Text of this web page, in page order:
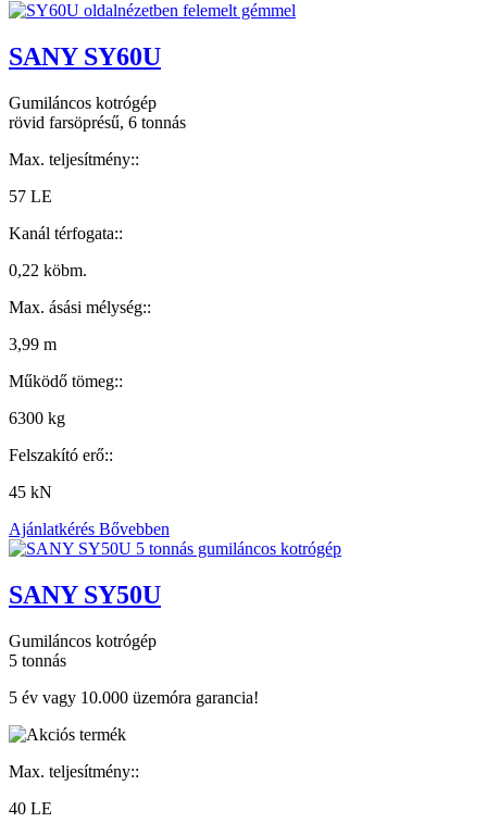
SANY SY60U
Gumiláncos kotrógép
rövid farsöprésű, 6 tonnás
Max. teljesítmény::
57 LE
Kanál térfogata::
0,22 köbm.
Max. ásási mélység::
3,99 m
Működő tömeg::
6300 kg
Felszakító erő::
45 kN
Ajánlatkérés Bővebben
SANY SY50U
Gumiláncos kotrógép
5 tonnás
5 év vagy 10.000 üzemóra garancia!
Max. teljesítmény::
40 LE